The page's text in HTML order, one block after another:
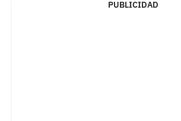
PUBLICIDAD